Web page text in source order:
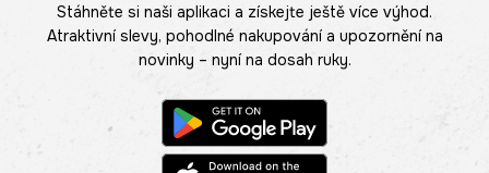
Stáhněte si naši aplikaci a získejte ještě více výhod.
Atraktivní slevy, pohodlné nakupování a upozornění na
novinky – nyní na dosah ruky.